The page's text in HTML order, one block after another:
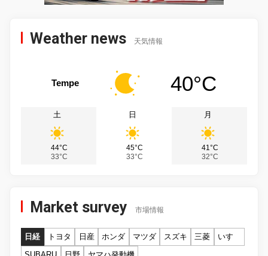
Weather news 天気情報
Tempe 40°C
土
44°C
33°C
日
45°C
33°C
月
41°C
32°C
Market survey 市場情報
日経 トヨタ 日産 ホンダ マツダ スズキ 三菱
いすゞ